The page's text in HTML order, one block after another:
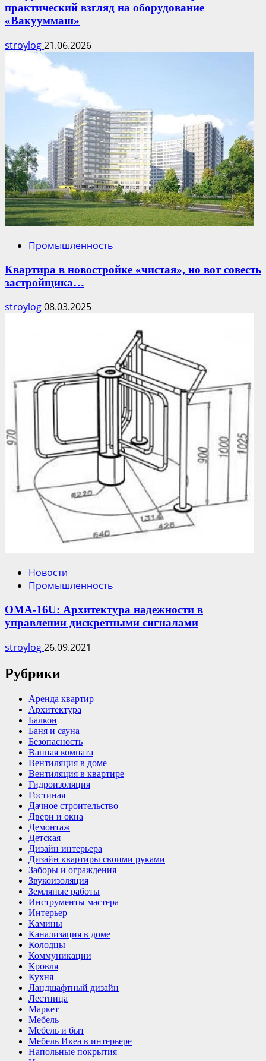
практический взгляд на оборудование
«Вакууммаш»
stroylog21.06.2026
Промышленность
Квартира в новостройке «чистая», но вот совесть
застройщика…
stroylog08.03.2025
Новости
Промышленность
OMA-16U: Архитектура надежности в
управлении дискретными сигналами
stroylog26.09.2021
Рубрики
Аренда квартир
Архитектура
Балкон
Баня и сауна
Безопасность
Ванная комната
Вентиляция в доме
Вентиляция в квартире
Гидроизоляция
Гостиная
Дачное строительство
Двери и окна
Демонтаж
Детская
Дизайн интерьера
Дизайн квартиры своими руками
Заборы и ограждения
Звукоизоляция
Земляные работы
Инструменты мастера
Интерьер
Камины
Канализация в доме
Колодцы
Коммуникации
Кровля
Кухня
Ландшафтный дизайн
Лестница
Маркет
Мебель
Мебель и быт
Мебель Икеа в интерьере
Напольные покрытия